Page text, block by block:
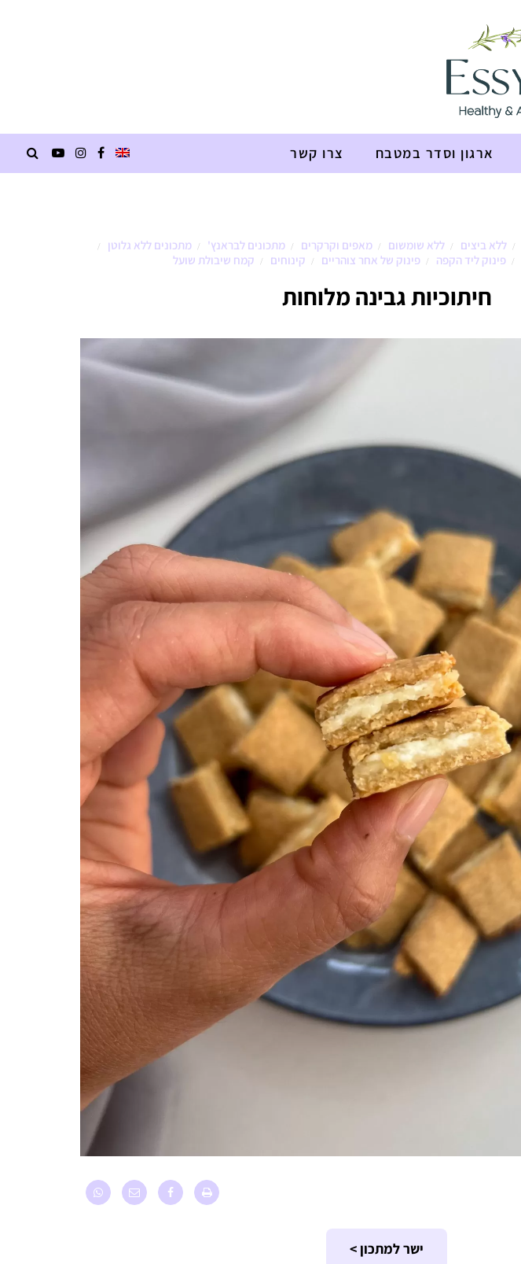
ארגון וסדר במטבח צרו קשר
/ ללא ביצים / ללא שומשום / מאפים וקרקרים / מתכונים לבראנץ' / מתכונים ללא גלוטן /
/ פינוק ליד הקפה / פינוק של אחר צוהריים / קינוחים / קמח שיבולת שועל
חיתוכיות גבינה מלוחות
ישר למתכון >